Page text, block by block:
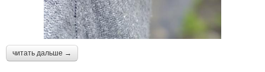
читать дальше →